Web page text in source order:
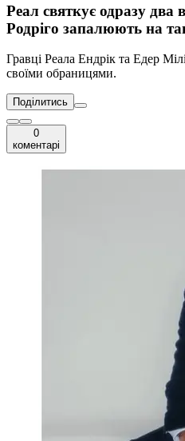
Реал святкує одразу два
Родріго запалюють на
Гравці Реала Ендрік та Едер
своїми обраницями.
Поділитись
0
коментарі